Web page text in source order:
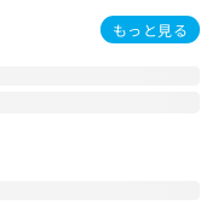
もっと見る